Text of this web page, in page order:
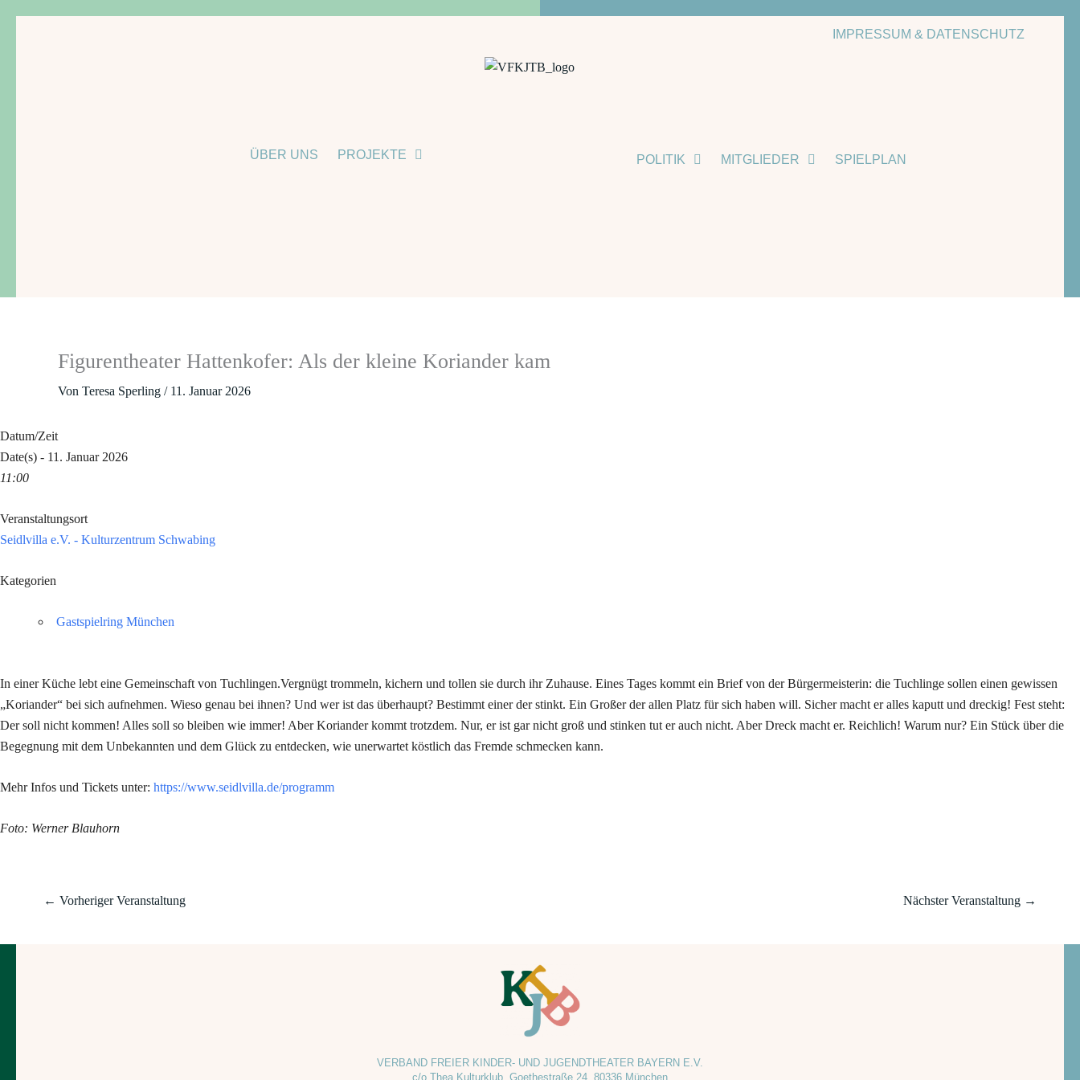
ÜBER UNS PROJEKTE
IMPRESSUM & DATENSCHUTZ
POLITIK MITGLIEDER SPIELPLAN
Figurentheater Hattenkofer: Als der kleine Koriander kam
Von Teresa Sperling / 11. Januar 2026
Datum/Zeit
Date(s) - 11. Januar 2026
11:00
Veranstaltungsort
Seidlvilla e.V. - Kulturzentrum Schwabing
Kategorien
Gastspielring München
In einer Küche lebt eine Gemeinschaft von Tuchlingen.Vergnügt trommeln, kichern und tollen sie durch ihr Zuhause. Eines Tages kommt ein Brief von der Bürgermeisterin: die Tuchlinge sollen einen gewissen
„Koriander“ bei sich aufnehmen. Wieso genau bei ihnen? Und wer ist das überhaupt? Bestimmt einer der stinkt. Ein Großer der allen Platz für sich haben will. Sicher macht er alles kaputt und dreckig! Fest steht:
Der soll nicht kommen! Alles soll so bleiben wie immer! Aber Koriander kommt trotzdem. Nur, er ist gar nicht groß und stinken tut er auch nicht. Aber Dreck macht er. Reichlich! Warum nur? Ein Stück über die
Begegnung mit dem Unbekannten und dem Glück zu entdecken, wie unerwartet köstlich das Fremde schmecken kann.
Mehr Infos und Tickets unter: https://www.seidlvilla.de/programm
Foto: Werner Blauhorn
← Vorheriger Veranstaltung Nächster Veranstaltung →
VERBAND FREIER KINDER- UND JUGENDTHEATER BAYERN E.V.
c/o Thea Kulturklub, Goethestraße 24, 80336 München